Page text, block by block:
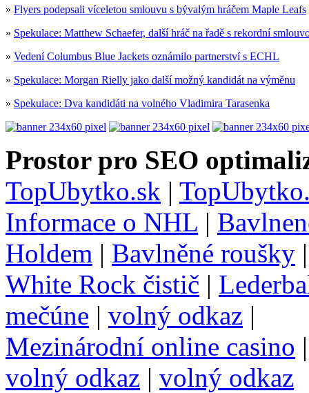
» Flyers podepsali víceletou smlouvu s bývalým hráčem Maple Leafs
» Spekulace: Matthew Schaefer, další hráč na řadě s rekordní
» Vedení Columbus Blue Jackets oznámilo partnerství s ECHL
» Spekulace: Morgan Rielly jako další možný kandidát na výměnu
» Spekulace: Dva kandidáti na volného Vladimira Tarasenka
Prostor pro SEO
TopUbytko.sk |
Informace o NHL |
Holdem | Bavlněné roušky
White Rock čistič |
mečúne | volný odkaz |
Mezinárodní online casino
volný odkaz | volný odkaz